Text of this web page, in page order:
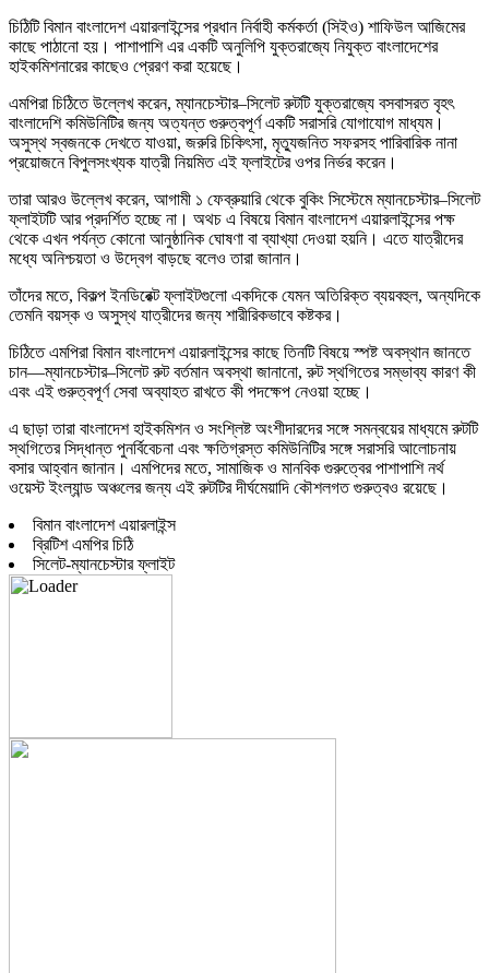
চিঠিটি বিমান বাংলাদেশ এয়ারলাইন্সের প্রধান নির্বাহী কর্মকর্তা (সিইও) শাফিউল আজিমের
কাছে পাঠানো হয়। পাশাপাশি এর একটি অনুলিপি যুক্তরাজ্যে নিযুক্ত বাংলাদেশের
হাইকমিশনারের কাছেও প্রেরণ করা হয়েছে।
এমপিরা চিঠিতে উল্লেখ করেন, ম্যানচেস্টার–সিলেট রুটটি যুক্তরাজ্যে বসবাসরত বৃহৎ
বাংলাদেশি কমিউনিটির জন্য অত্যন্ত গুরুত্বপূর্ণ একটি সরাসরি যোগাযোগ মাধ্যম।
অসুস্থ স্বজনকে দেখতে যাওয়া, জরুরি চিকিৎসা, মৃত্যুজনিত সফরসহ পারিবারিক নানা
প্রয়োজনে বিপুলসংখ্যক যাত্রী নিয়মিত এই ফ্লাইটের ওপর নির্ভর করেন।
তারা আরও উল্লেখ করেন, আগামী ১ ফেব্রুয়ারি থেকে বুকিং সিস্টেমে ম্যানচেস্টার–সিলেট
ফ্লাইটটি আর প্রদর্শিত হচ্ছে না। অথচ এ বিষয়ে বিমান বাংলাদেশ এয়ারলাইন্সের পক্ষ
থেকে এখন পর্যন্ত কোনো আনুষ্ঠানিক ঘোষণা বা ব্যাখ্যা দেওয়া হয়নি। এতে যাত্রীদের
মধ্যে অনিশ্চয়তা ও উদ্বেগ বাড়ছে বলেও তারা জানান।
তাঁদের মতে, বিকল্প ইনডিরেক্ট ফ্লাইটগুলো একদিকে যেমন অতিরিক্ত ব্যয়বহুল, অন্যদিকে
তেমনি বয়স্ক ও অসুস্থ যাত্রীদের জন্য শারীরিকভাবে কষ্টকর।
চিঠিতে এমপিরা বিমান বাংলাদেশ এয়ারলাইন্সের কাছে তিনটি বিষয়ে স্পষ্ট অবস্থান জানতে
চান—ম্যানচেস্টার–সিলেট রুট বর্তমান অবস্থা জানানো, রুট স্থগিতের সম্ভাব্য কারণ কী
এবং এই গুরুত্বপূর্ণ সেবা অব্যাহত রাখতে কী পদক্ষেপ নেওয়া হচ্ছে।
এ ছাড়া তারা বাংলাদেশ হাইকমিশন ও সংশ্লিষ্ট অংশীদারদের সঙ্গে সমন্বয়ের মাধ্যমে রুটটি
স্থগিতের সিদ্ধান্ত পুনর্বিবেচনা এবং ক্ষতিগ্রস্ত কমিউনিটির সঙ্গে সরাসরি আলোচনায়
বসার আহ্বান জানান। এমপিদের মতে, সামাজিক ও মানবিক গুরুত্বের পাশাপাশি নর্থ
ওয়েস্ট ইংল্যান্ড অঞ্চলের জন্য এই রুটটির দীর্ঘমেয়াদি কৌশলগত গুরুত্বও রয়েছে।
বিমান বাংলাদেশ এয়ারলাইন্স
ব্রিটিশ এমপির চিঠি
সিলেট-ম্যানচেস্টার ফ্লাইট